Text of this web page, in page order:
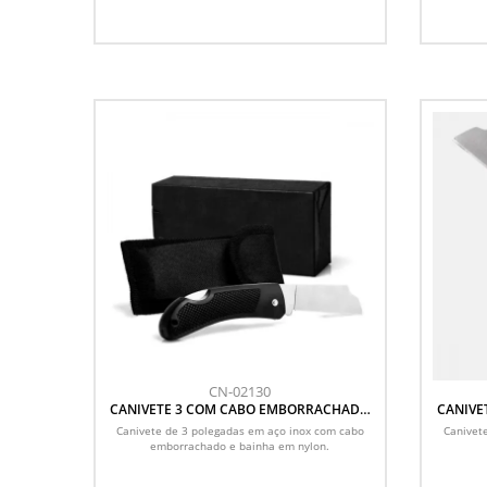
CN-02130
CANIVETE 3 COM CABO EMBORRACHADO
E BAINHA EM NYLON
Canivete de 3 polegadas em aço inox com cabo
emborrachado e bainha em nylon.